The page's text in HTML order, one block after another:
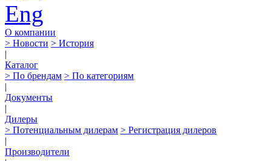
Eng
О компании
> Новости > История
|
Каталог
> По брендам > По категориям
|
Документы
|
Дилеры
> Потенциальным дилерам > Регистрация дилеров
|
Производители